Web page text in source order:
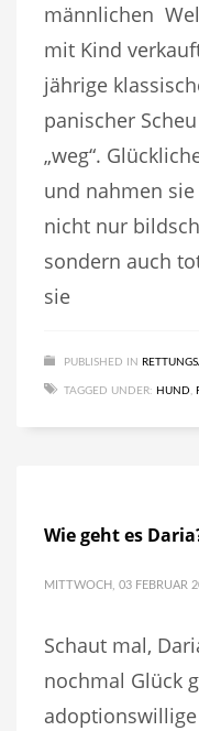
männlichen
mit Kind
jährige
panischer
„weg“.
und nahmen sie
nicht nur
sondern auch
sie
PUBLISHED IN
TAGGED UNDER: HUND,
Wie geht es
MITTWOCH, 03 FEBRUAR
Schaut mal,
nochmal Glück